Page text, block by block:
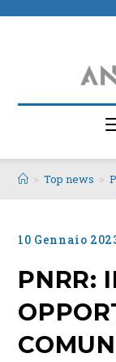
> Top news >
10 Gennaio
PNRR: